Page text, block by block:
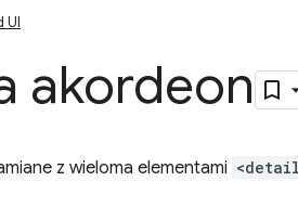
UI
akordeon
z wieloma elementami